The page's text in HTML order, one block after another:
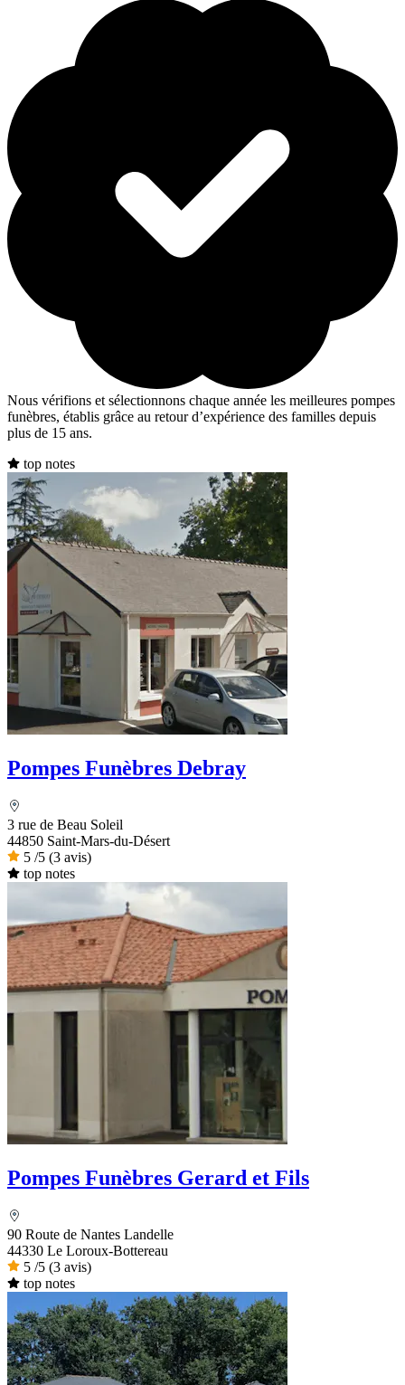
Nous vérifions et sélectionnons chaque année les meilleures pompes
funèbres, établis grâce au retour d’expérience des familles depuis
plus de 15 ans.
top notes
Pompes Funèbres Debray
3 rue de Beau Soleil
44850 Saint-Mars-du-Désert
5 /5 (3 avis)
top notes
Pompes Funèbres Gerard et Fils
90 Route de Nantes Landelle
44330 Le Loroux-Bottereau
5 /5 (3 avis)
top notes